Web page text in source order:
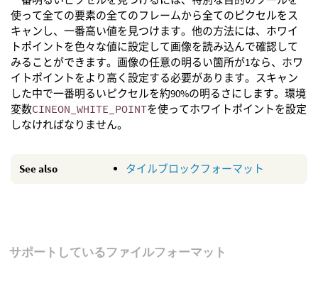
使って全ての要素の全てのフレームから全てのピクセルをス
キャンし、一番高い値を見つけます。他の方法には、ホワイ
トポイントを色々な値に設定して画像を読み込んで確認して
みることができます。画像の任意の明るい箇所が1なら、ホワ
イトポイントをより高く設定する必要があります。スキャン
した中で一番明るいピクセルを約90%の明るさにします。環境
変数CINEON_WHITE_POINTを使ってホワイトポイントを設定
しなければなりません。
See also タイルブロックフォーマット
サポートしているファイルフォーマット